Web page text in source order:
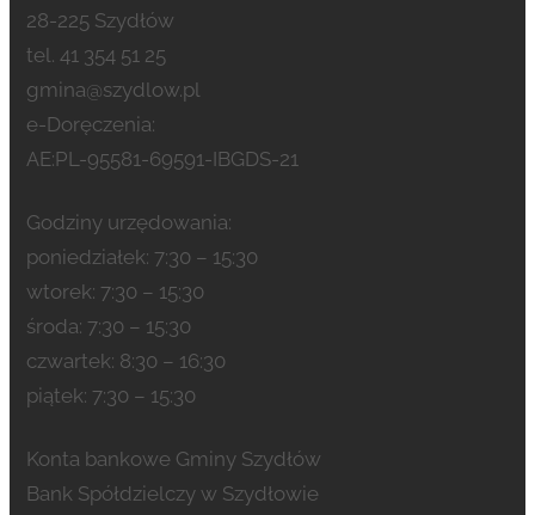
28-225 Szydłów
tel. 41 354 51 25
gmina@szydlow.pl
e-Doręczenia:
AE:PL-95581-69591-IBGDS-21
Godziny urzędowania:
poniedziałek: 7:30 – 15:30
wtorek: 7:30 – 15:30
środa: 7:30 – 15:30
czwartek: 8:30 – 16:30
piątek: 7:30 – 15:30
Konta bankowe Gminy Szydłów
Bank Spółdzielczy w Szydłowie